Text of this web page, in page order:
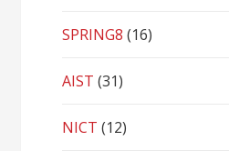
SPRING8 (16)
AIST (31)
NICT (12)